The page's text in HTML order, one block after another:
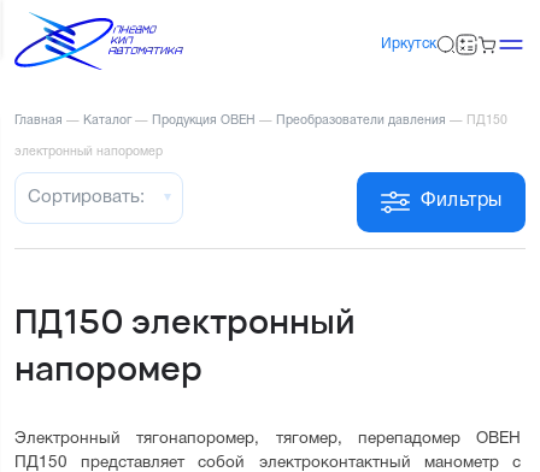
Иркутск
Главная — Каталог — Продукция ОВЕН — Преобразователи давления — ПД150
электронный напоромер
Фильтры
Сортировать:
ПД150 электронный
напоромер
Электронный тягонапоромер, тягомер, перепадомер ОВЕН
ПД150 представляет собой электроконтактный манометр с